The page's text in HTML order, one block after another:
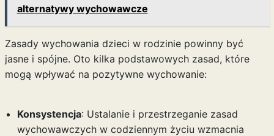
alternatywy wychowawcze
Zasady wychowania dzieci w rodzinie powinny być
jasne i spójne. Oto kilka podstawowych zasad, które
mogą wpływać na pozytywne wychowanie:
Konsystencja: Ustalanie i przestrzeganie zasad
wychowawczych w codziennym życiu wzmacnia